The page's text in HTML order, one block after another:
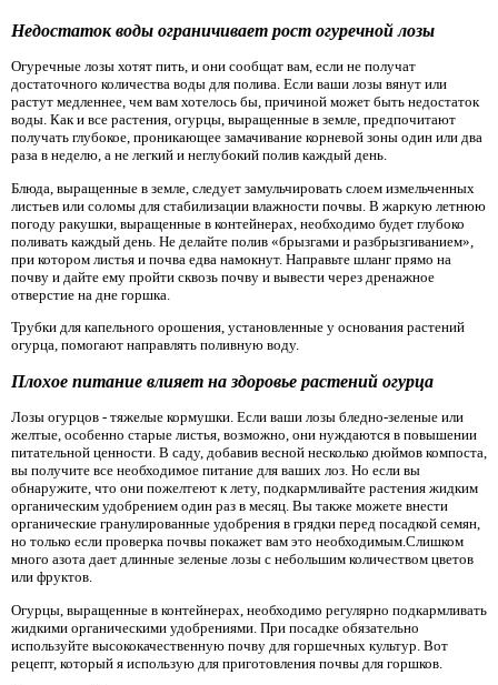
Недостаток воды ограничивает рост огуречной лозы
Огуречные лозы хотят пить, и они сообщат вам, если не получат
достаточного количества воды для полива. Если ваши лозы вянут или
растут медленнее, чем вам хотелось бы, причиной может быть недостаток
воды. Как и все растения, огурцы, выращенные в земле, предпочитают
получать глубокое, проникающее замачивание корневой зоны один или два
раза в неделю, а не легкий и неглубокий полив каждый день.
Блюда, выращенные в земле, следует замульчировать слоем измельченных
листьев или соломы для стабилизации влажности почвы. В жаркую летнюю
погоду ракушки, выращенные в контейнерах, необходимо будет глубоко
поливать каждый день. Не делайте полив «брызгами и разбрызгиванием»,
при котором листья и почва едва намокнут. Направьте шланг прямо на
почву и дайте ему пройти сквозь почву и вывести через дренажное
отверстие на дне горшка.
Трубки для капельного орошения, установленные у основания растений
огурца, помогают направлять поливную воду.
Плохое питание влияет на здоровье растений огурца
Лозы огурцов - тяжелые кормушки. Если ваши лозы бледно-зеленые или
желтые, особенно старые листья, возможно, они нуждаются в повышении
питательной ценности. В саду, добавив весной несколько дюймов компоста,
вы получите все необходимое питание для ваших лоз. Но если вы
обнаружите, что они пожелтеют к лету, подкармливайте растения жидким
органическим удобрением один раз в месяц. Вы также можете внести
органические гранулированные удобрения в грядки перед посадкой семян,
но только если проверка почвы покажет вам это необходимым.Слишком
много азота дает длинные зеленые лозы с небольшим количеством цветов
или фруктов.
Огурцы, выращенные в контейнерах, необходимо регулярно подкармливать
жидкими органическими удобрениями. При посадке обязательно
используйте высококачественную почву для горшечных культур. Вот
рецепт, который я использую для приготовления почвы для горшков.